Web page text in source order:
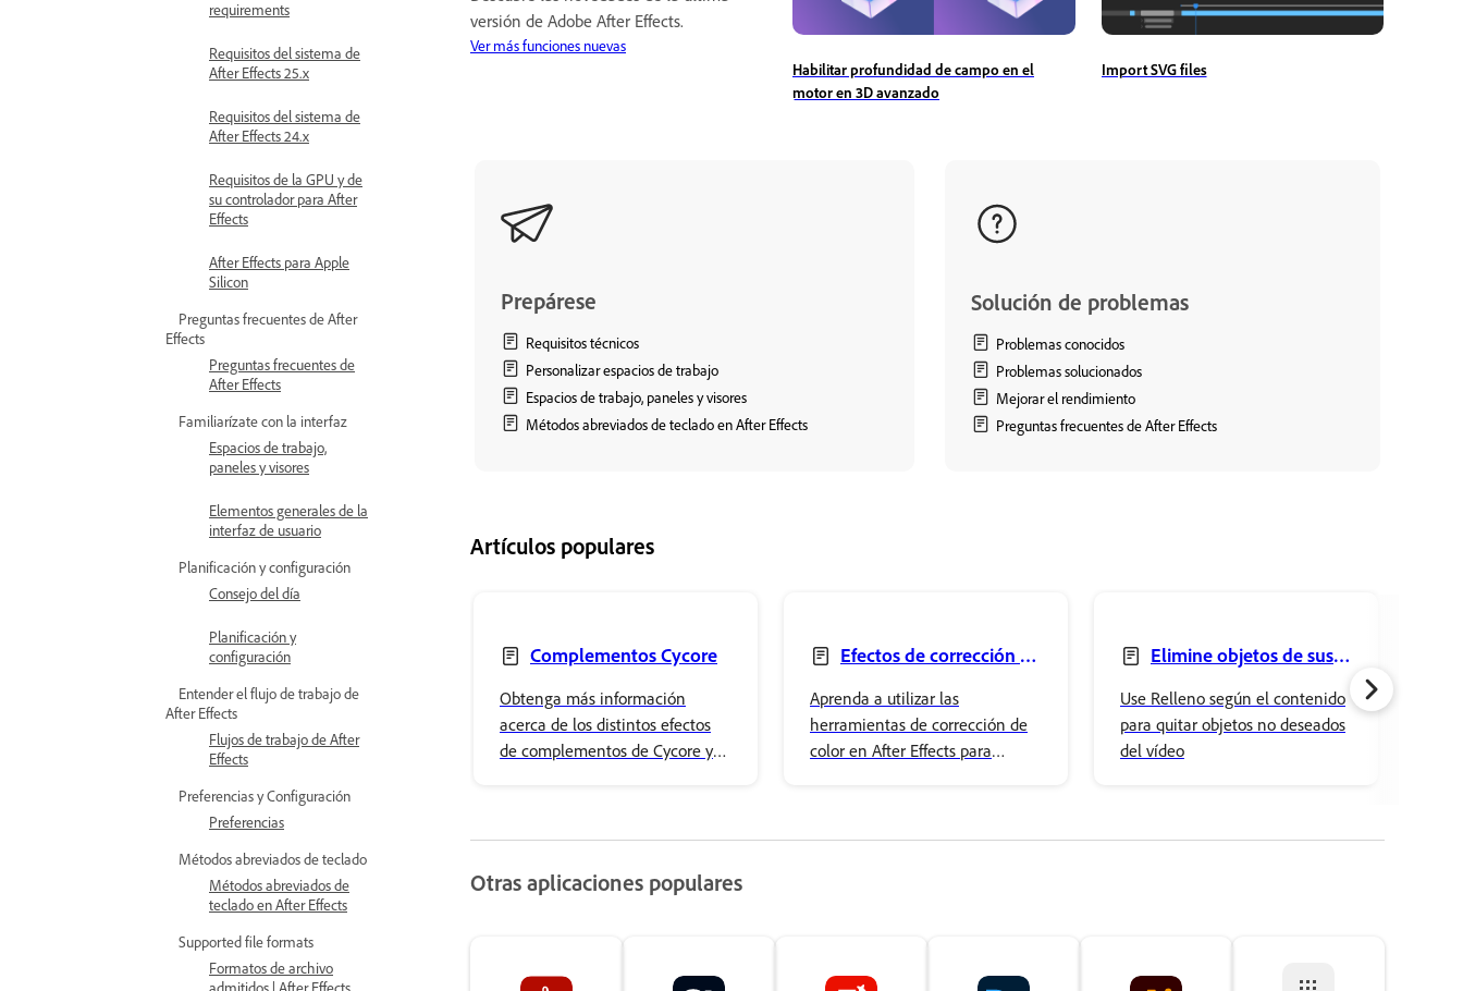
requirements
Requisitos del sistema de
After Effects 25.x
Requisitos del sistema de
After Effects 24.x
Requisitos de la GPU y de
su controlador para After
Effects
After Effects para Apple
Silicon
Preguntas frecuentes de After
Effects
Preguntas frecuentes de
After Effects
Familiarízate con la interfaz
Espacios de trabajo,
paneles y visores
Elementos generales de la
interfaz de usuario
Planificación y configuración
Consejo del día
Planificación y
configuración
Entender el flujo de trabajo de
After Effects
Flujos de trabajo de After
Effects
Preferencias y Configuración
Preferencias
Métodos abreviados de teclado
Métodos abreviados de
teclado en After Effects
Supported file formats
Formatos de archivo
admitidos | After Effects
versión de Adobe After Effects.
Ver más funciones nuevas
Habilitar profundidad de campo en el
motor en 3D avanzado
Import SVG files
Prepárese
Requisitos técnicos
Personalizar espacios de trabajo
Espacios de trabajo, paneles y visores
Métodos abreviados de teclado en After Effects
Solución de problemas
Problemas conocidos
Problemas solucionados
Mejorar el rendimiento
Preguntas frecuentes de After Effects
Artículos populares
Complementos Cycore
Obtenga más información
acerca de los distintos efectos
de complementos de Cycore y
Efectos de corrección de
Aprenda a utilizar las
herramientas de corrección de
color en After Effects para
Elimine objetos de sus
Relleno según el contenido
Use Relleno según el contenido
para quitar objetos no deseados
del vídeo
Otras aplicaciones populares